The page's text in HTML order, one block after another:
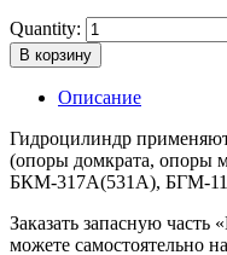
Quantity:
В корзину
Описание
Гидроцилиндр
(опоры домкрата, опоры
БКМ-317А(531А), БГМ-
Заказать запасную
можете самостоятельно